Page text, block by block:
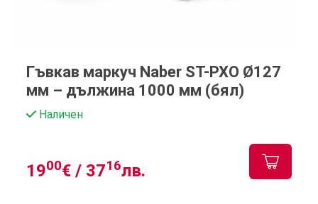
Гъвкав маркуч Naber ST-PXO Ø127
мм – дължина 1000 мм (бял)
Наличен
1900€ / 3716лв.